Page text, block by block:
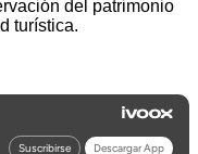
del patrimonio
turística.